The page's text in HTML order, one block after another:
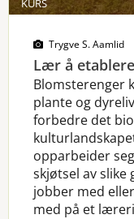
Trygve S. Aamlid
Lær å
Blomsterenger
plante og
forbedre det
opparbeider
skjøtsel av slike
jobber med
med på et